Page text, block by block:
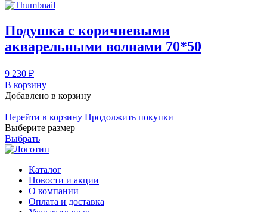
Подушка с коричневыми
акварельными волнами 70*50
9 230 ₽
В корзину
Добавлено в корзину
Перейти в корзину Продолжить покупки
Выберите размер
Выбрать
Каталог
Новости и акции
О компании
Оплата и доставка